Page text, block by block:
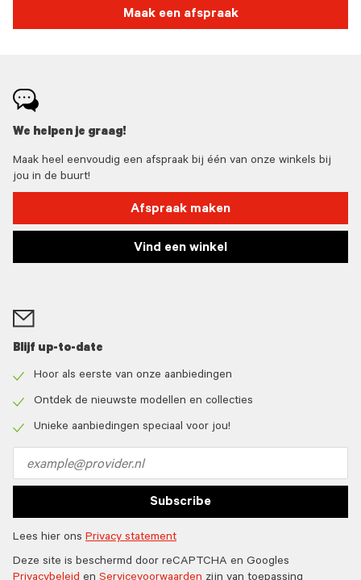
Maak een afspraak
We helpen je graag!
Maak heel eenvoudig een afspraak bij één van onze winkels bij
jou in de buurt!
Afspraak maken
Vind een winkel
Blijf up-to-date
icon
Hoor als eerste van onze aanbiedingen
icon
Ontdek de nieuwste modellen en collecties
Unieke aanbiedingen speciaal voor jou!
address
Subscribe
Lees hier ons Privacy statement
Deze site is beschermd door reCAPTCHA en Googles